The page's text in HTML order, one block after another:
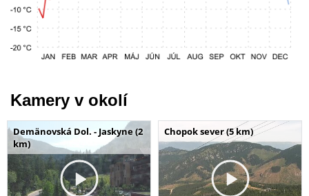
Kamery v okolí
Demänovská Dol. - Jaskyne (2
km)
Chopok sever (5 km)